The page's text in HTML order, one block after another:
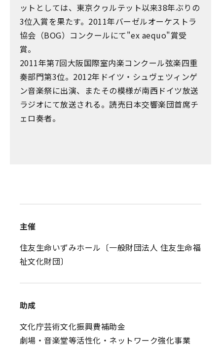
ットとしては、東京クヮルテット以来38年ぶりの
3位入賞を果たす。2011年バーゼルオーケストラ
協会（BOG）コンクールにて"ex aequo"賞受
賞。
2011年第7回大阪国際室内楽コンクール弦楽四重
奏部門第3位。2012年ドイツ・シュヴェツィンゲ
ン音楽祭に出演、またその模様が南西ドイツ放送
ラジオにて放送される。読売日本交響楽団首席チ
ェロ奏者。
主催
住友生命いずみホール〔一般財団法人 住友生命福
祉文化財団〕
助成
文化庁芸術文化振興費補助金
劇場・音楽堂等活性化・ネットワーク強化事業